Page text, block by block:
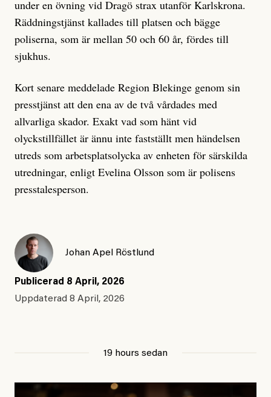
under en övning vid Dragö strax utanför Karlskrona.
Räddningstjänst kallades till platsen och bägge
poliserna, som är mellan 50 och 60 år, fördes till
sjukhus.
Kort senare meddelade Region Blekinge genom sin
presstjänst att den ena av de två vårdades med
allvarliga skador. Exakt vad som hänt vid
olyckstillfället är ännu inte fastställt men händelsen
utreds som arbetsplatsolycka av enheten för särskilda
utredningar, enligt Evelina Olsson som är polisens
presstalesperson.
Johan Apel Röstlund
Publicerad 8 April, 2026
Uppdaterad 8 April, 2026
19 hours sedan